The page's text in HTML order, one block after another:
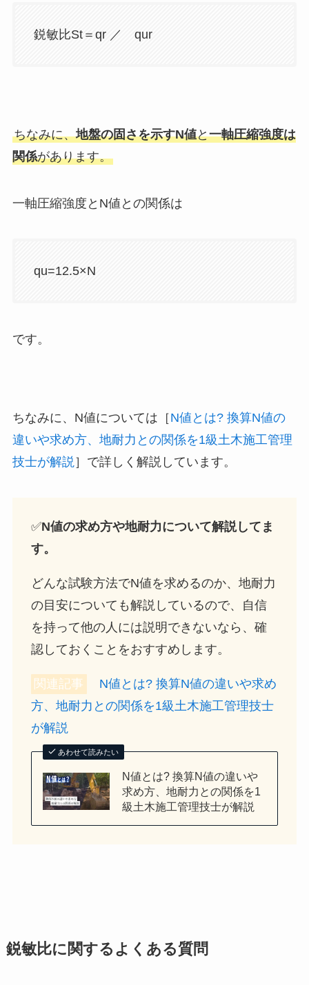
鋭敏比St＝qr ／ qur
ちなみに、地盤の固さを示すN値と一軸圧縮強度は
関係があります。
一軸圧縮強度とN値との関係は
qu=12.5×N
です。
ちなみに、N値については［N値とは? 換算N値の
違いや求め方、地耐力との関係を1級土木施工管理
技士が解説 ］で詳しく解説しています。
✅N値の求め方や地耐力について解説してま
す。
どんな試験方法でN値を求めるのか、地耐力
の目安についても解説しているので、自信
を持って他の人には説明できないなら、確
認しておくことをおすすめします。
関連記事
N値とは? 換算N値の違いや求め
方、地耐力との関係を1級土木施工管理技士
が解説
あわせて読みたい
N値とは? 換算N値の違いや
求め方、地耐力との関係を1
級土木施工管理技士が解説
鋭敏比に関するよくある質問